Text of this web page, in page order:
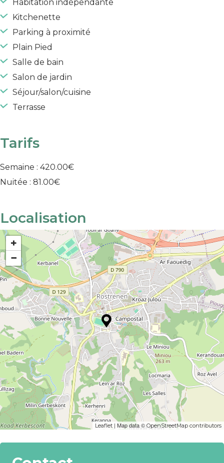
Habitation indépendante
Kitchenette
Parking à proximité
Plain Pied
Salle de bain
Salon de jardin
Séjour/salon/cuisine
Terrasse
Tarifs
Semaine : 420.00€
Nuitée : 81.00€
Localisation
+
−
Leaflet | Map data © OpenStreetMap contributors